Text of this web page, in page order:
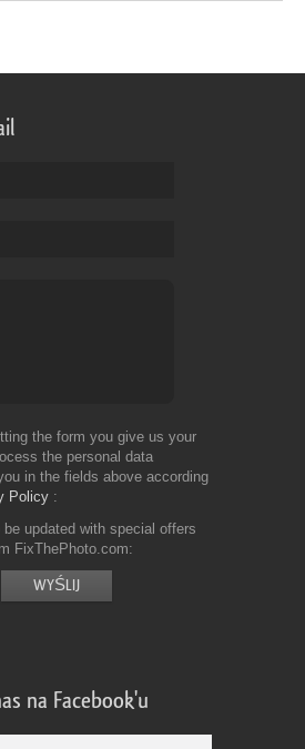
the form you give us your
the personal data
in the fields above according
Policy
be updated with special offers
FixThePhoto.com
na Facebook'u